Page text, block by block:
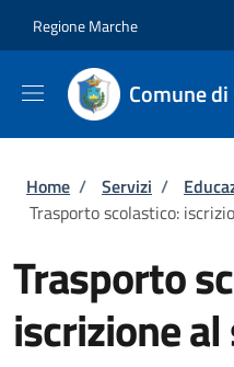
Regione Marche
Comune
Briciole di
Home / Servizi /
Trasporto scolastico:
Trasporto
iscrizione